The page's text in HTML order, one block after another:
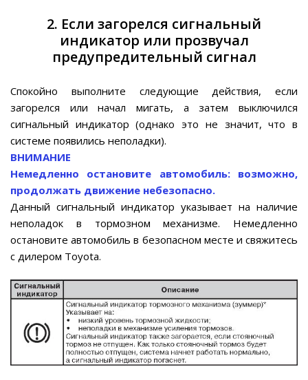
2. Если загорелся сигнальный
индикатор или прозвучал
предупредительный сигнал
Спокойно выполните следующие действия, если
загорелся или начал мигать, а затем выключился
сигнальный индикатор (однако это не значит, что в
системе появились неполадки).
ВНИМАНИЕ
Немедленно остановите автомобиль: возможно,
продолжать движение небезопасно.
Данный сигнальный индикатор указывает на наличие
неполадок в тормозном механизме. Немедленно
остановите автомобиль в безопасном месте и свяжитесь
с дилером Toyota.